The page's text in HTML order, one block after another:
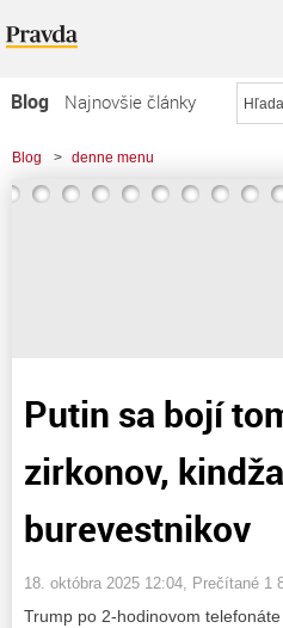
Blog
Najnovšie články
Najčítanejšie články
Najkomentovanejšie články
Blog > denne menu
> Putin sa bojí tomahawkov, Trump sa
Putin sa bojí
zirkonov,
burevestnikov
18. októbra 2025 12:04 , Prečítané 1
Trump po 2-hodinovom